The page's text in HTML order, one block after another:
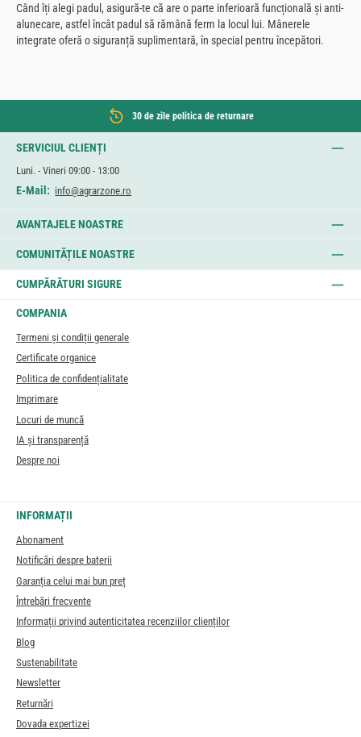
Când îți alegi padul, asigură-te că are o parte inferioară funcțională și anti-
alunecare, astfel încât padul să rămână ferm la locul lui. Mânerele
integrate oferă o siguranță suplimentară, în special pentru începători.
30 de zile politica de returnare
SERVICIUL CLIENȚI
Luni. - Vineri 09:00 - 13:00
E-Mail: info@agrarzone.ro
AVANTAJELE NOASTRE
COMUNITĂȚILE NOASTRE
CUMPĂRĂTURI SIGURE
COMPANIA
Termeni și condiții generale
Certificate organice
Politica de confidențialitate
Imprimare
Locuri de muncă
IA și transparență
Despre noi
INFORMAȚII
Abonament
Notificări despre baterii
Garanția celui mai bun preț
Întrebări frecvente
Informații privind autenticitatea recenziilor clienților
Blog
Sustenabilitate
Newsletter
Returnări
Dovada expertizei